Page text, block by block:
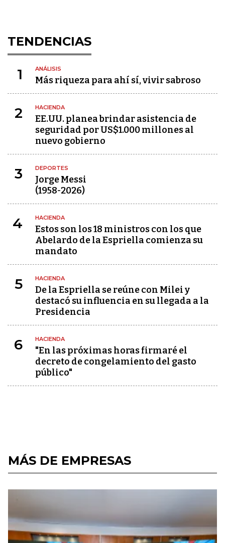
TENDENCIAS
1 ANÁLISIS
Más riqueza para ahí sí, vivir sabroso
2 HACIENDA
EE.UU. planea brindar asistencia de
seguridad por US$1.000 millones al
nuevo gobierno
3 DEPORTES
Jorge Messi
(1958-2026)
4 HACIENDA
Estos son los 18 ministros con los que
Abelardo de la Espriella comienza su
mandato
5 HACIENDA
De la Espriella se reúne con Milei y
destacó su influencia en su llegada a la
Presidencia
6 HACIENDA
"En las próximas horas firmaré el
decreto de congelamiento del gasto
público"
MÁS DE EMPRESAS